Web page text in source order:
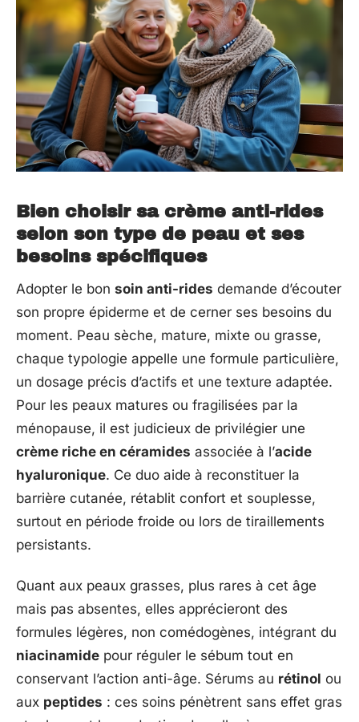
Bien choisir sa crème anti-rides
selon son type de peau et ses
besoins spécifiques
Adopter le bon soin anti-rides demande d’écouter
son propre épiderme et de cerner ses besoins du
moment. Peau sèche, mature, mixte ou grasse,
chaque typologie appelle une formule particulière,
un dosage précis d’actifs et une texture adaptée.
Pour les peaux matures ou fragilisées par la
ménopause, il est judicieux de privilégier une
crème riche en céramides associée à l’acide
hyaluronique. Ce duo aide à reconstituer la
barrière cutanée, rétablit confort et souplesse,
surtout en période froide ou lors de tiraillements
persistants.
Quant aux peaux grasses, plus rares à cet âge
mais pas absentes, elles apprécieront des
formules légères, non comédogènes, intégrant du
niacinamide pour réguler le sébum tout en
conservant l’action anti-âge. Sérums au rétinol ou
aux peptides : ces soins pénètrent sans effet gras